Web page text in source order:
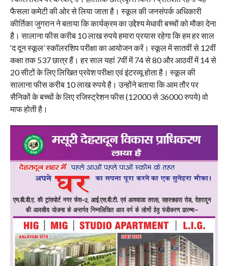
फैसला कमेटी की ओर से लिया जाता है। स्कूल की जनसंपर्क अधिकारी
कीर्तिका जुगरान ने बताया कि कार्यक्रम का उद्देेश्य मेधावी बच्चों को मौका देना
है। सालाना फीस करीब 10 लाख रुपये हमारा प्रयास रहेगा कि हम हर साल
‘द दून स्कूल’ स्कॉलरशिप परीक्षा का आयोजन करें। स्कूल में सातवीं से 12वीं
कक्षा तक 537 छात्र हैं। हर साल यहां 7वीं में 74 से 80 और आठवीं में 14 से
20 सीटों के लिए लिखित प्रवेश परीक्षा एवं इंटरव्यू होता है। स्कूल की
सालाना फीस करीब 10 लाख रुपये है। उन्होंने बताया कि आम तौर पर
सैनिकों के बच्चों के लिए रजिस्ट्रेशन फीस (12000 से 36000 रुपये) वो
माफ होती है।